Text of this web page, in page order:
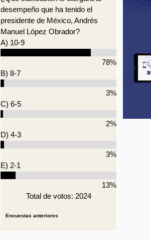
desempeño que ha tenido el
presidente de México, Andrés
Manuel López Obrador?
A) 10-9
78%
B) 8-7
3%
C) 6-5
2%
D) 4-3
3%
E) 2-1
13%
Total de votos: 2024
Encuestas anteriores